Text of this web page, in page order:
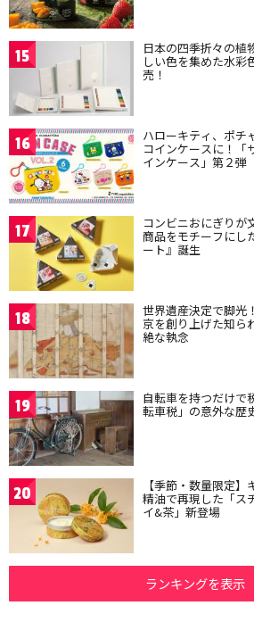
15 日本の四季折々の植
しい色を集めた水彩
売！
16 ハローキティ、ポチ
コインケースに！「
インケース」第２弾
17 コンビニおにぎりが
商品をモチーフにし
ート』誕生
18 世界遺産決定で脚光
京を創り上げた知ら
絶な執念
19 自転車を持つだけで
転車税」の意外な歴
20 【季節・数量限定
精油で再現した「ス
イ&茶」新登場
ランキングを表示